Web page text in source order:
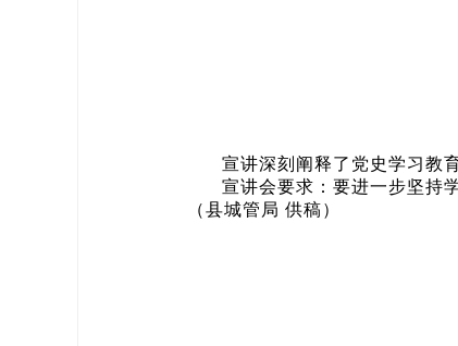
宣讲深刻阐释了党史学习教
宣讲会要求：要进一步坚持
（县城管局 供稿）